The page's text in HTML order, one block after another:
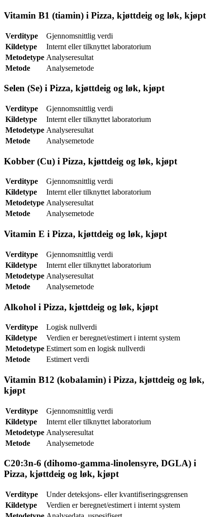
Vitamin B1 (tiamin) i Pizza, kjøttdeig og løk, kjøpt
Verditype
Gjennomsnittlig verdi
Kildetype
Internt eller tilknyttet laboratorium
Metodetype Analyseresultat
Metode
Analysemetode
Selen (Se) i Pizza, kjøttdeig og løk, kjøpt
Verditype
Gjennomsnittlig verdi
Kildetype
Internt eller tilknyttet laboratorium
Metodetype Analyseresultat
Metode
Analysemetode
Kobber (Cu) i Pizza, kjøttdeig og løk, kjøpt
Verditype
Gjennomsnittlig verdi
Kildetype
Internt eller tilknyttet laboratorium
Metodetype Analyseresultat
Metode
Analysemetode
Vitamin E i Pizza, kjøttdeig og løk, kjøpt
Verditype
Gjennomsnittlig verdi
Kildetype
Internt eller tilknyttet laboratorium
Metodetype Analyseresultat
Metode
Analysemetode
Alkohol i Pizza, kjøttdeig og løk, kjøpt
Verditype
Logisk nullverdi
Kildetype
Verdien er beregnet/estimert i internt system
Metodetype Estimert som en logisk nullverdi
Metode
Estimert verdi
Vitamin B12 (kobalamin) i Pizza, kjøttdeig og løk,
kjøpt
Verditype
Gjennomsnittlig verdi
Kildetype
Internt eller tilknyttet laboratorium
Metodetype Analyseresultat
Metode
Analysemetode
C20:3n-6 (dihomo-gamma-linolensyre, DGLA) i
Pizza, kjøttdeig og løk, kjøpt
Verditype
Under deteksjons- eller kvantifiseringsgrensen
Kildetype
Verdien er beregnet/estimert i internt system